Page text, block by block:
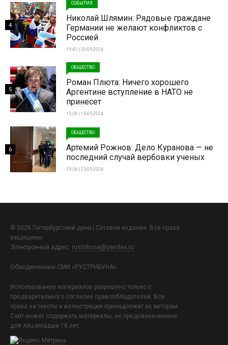
СОБЫТИЯ
Николай Шлямин: Рядовые граждане
Германии не желают конфликтов с
Россией
15:41 | 20-05-2024
4
ОБЩЕСТВО
Роман Плюта: Ничего хорошего
Аргентине вступление в НАТО не
принесет
15:28 | 15-05-2024
5
ОБЩЕСТВО
Артемий Рожнов: Дело Куранова — не
последний случай вербовки ученых
15:54 | 25-05-2024
6
© 2026 Петербургский день | Сетевое издание. Все права
защищены.
Электронный адрес: rustribuna@yandex.ru
Объединенные СМИ «РУСТРИБУНА»
Использование материалов разрешено только с
предварительного согласия правообладателей. Все
права на тексты и иллюстрации принадлежат их авторам.
Сайт может содержать материалы, не предназначенные
для лиц младше 18 лет.